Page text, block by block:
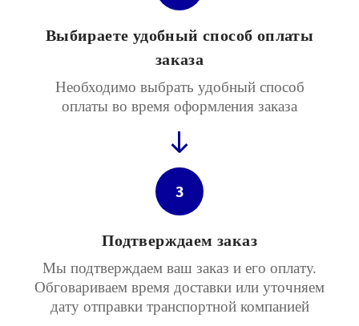
Выбираете удобный способ оплаты
заказа
Необходимо выбрать удобный способ
оплаты во время оформления заказа
3
Подтверждаем заказ
Мы подтверждаем ваш заказ и его оплату.
Обговариваем время доставки или уточняем
дату отправки транспортной компанией